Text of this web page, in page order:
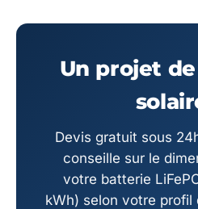
Un projet
Devis gratuit sous
conseille sur le
votre batterie
kWh) selon votre profil